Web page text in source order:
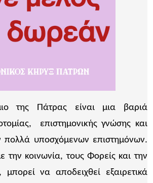
της Πάτρας είναι μια βαριά
επιστημονικής γνώσης και
υποσχόμενων επιστημόνων.
την κοινωνία, τους Φορείς και την
να αποδειχθεί εξαιρετικά